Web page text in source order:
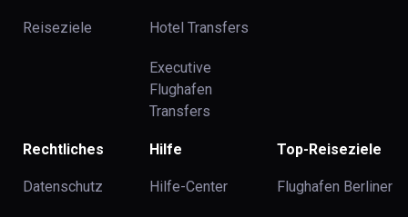
Reiseziele Hotel Transfers
Executive
Flughafen
Transfers
Rechtliches
Datenschutz
Hilfe
Hilfe-Center
Top-Reiseziele
Flughafen Berliner